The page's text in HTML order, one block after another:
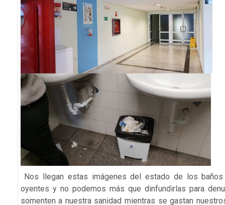
Nos llegan estas imágenes del estado de los
oyentes y no podemos más que dinfundirlas para
somenten a nuestra sanidad mientras se gastan